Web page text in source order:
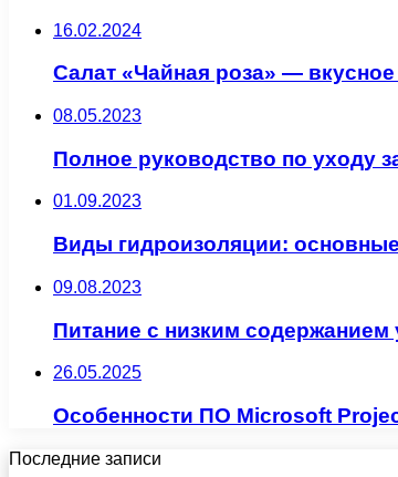
16.02.2024
Салат «Чайная роза» —
08.05.2023
Полное руководство по уходу
01.09.2023
Виды гидроизоляции:
09.08.2023
Питание с низким
26.05.2025
Особенности ПО Microsoft
Последние записи